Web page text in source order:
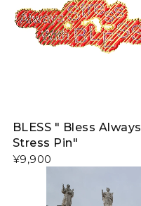
BLESS " Bless Always
Stress Pin"
¥9,900